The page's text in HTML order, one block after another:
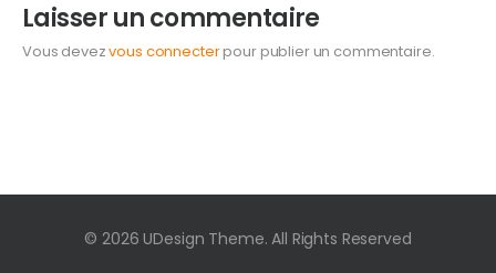
Laisser un commentaire
Vous devezvous connecterpour publier un commentaire.
© 2026 UDesign Theme. All Rights Reserved